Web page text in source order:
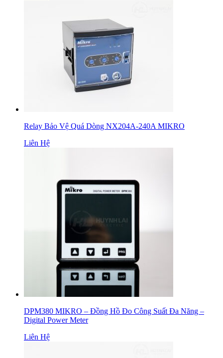
Relay Bảo Vệ Quá Dòng NX204A-240A MIKRO
Liên Hệ
DPM380 MIKRO – Đồng Hồ Đo Công Suất Đa Năng –
Digital Power Meter
Liên Hệ